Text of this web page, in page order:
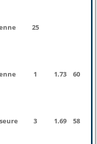
25
1 1.73 60 Kg
3 1.69 58 Kg